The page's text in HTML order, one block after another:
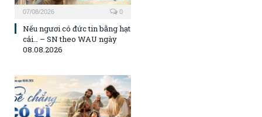
07/08/2026 0
Nếu ngươi có đức tin bằng hạt
cải… – SN theo WAU ngày
08.08.2026